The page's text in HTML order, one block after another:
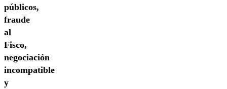
públicos,
fraude
al
Fisco,
negociación
incompatible
y